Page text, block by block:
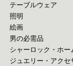
テーブルウェア
照明
絵画
男の必需品
シャーロック・ホ
ジュエリー・アクセ